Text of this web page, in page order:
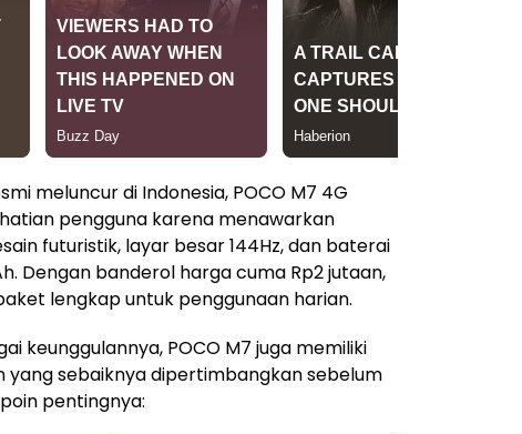
meluncur di Indonesia, POCO M7 4G
pengguna karena menawarkan
futuristik, layar besar 144Hz, dan baterai
Dengan banderol harga cuma Rp2 jutaan,
lengkap untuk penggunaan harian.
keunggulannya, POCO M7 juga memiliki
yang sebaiknya dipertimbangkan sebelum
pentingnya: